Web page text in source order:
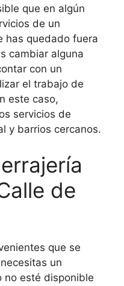
que en algún
de un
has quedado fuera
cambiar alguna
con un
el trabajo de
este caso,
servicios de
y barrios cercanos.
de
que se
un
no esté disponible